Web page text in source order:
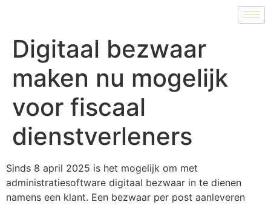
Digitaal bezwaar
maken nu mogelijk
voor fiscaal
dienstverleners
Sinds 8 april 2025 is het mogelijk om met
administratiesoftware digitaal bezwaar in te dienen
namens een klant. Een bezwaar per post aanleveren